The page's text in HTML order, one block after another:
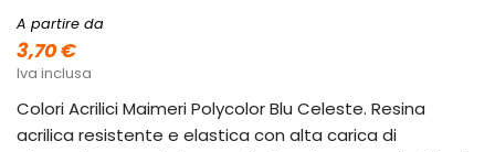
A partire da
3,70 €
Iva inclusa
Colori Acrilici Maimeri Polycolor Blu Celeste. Resina
acrilica resistente e elastica con alta carica di